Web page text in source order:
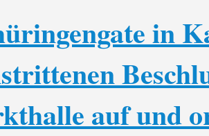
in
auf und